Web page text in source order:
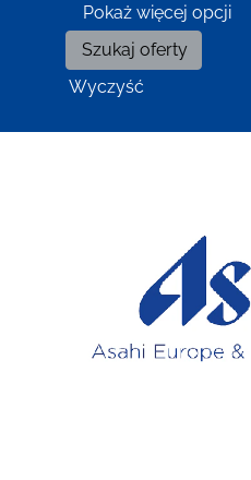
Pokaż więcej opcji
Wyczyść